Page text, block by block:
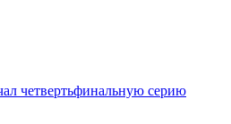
четвертьфинальную серию